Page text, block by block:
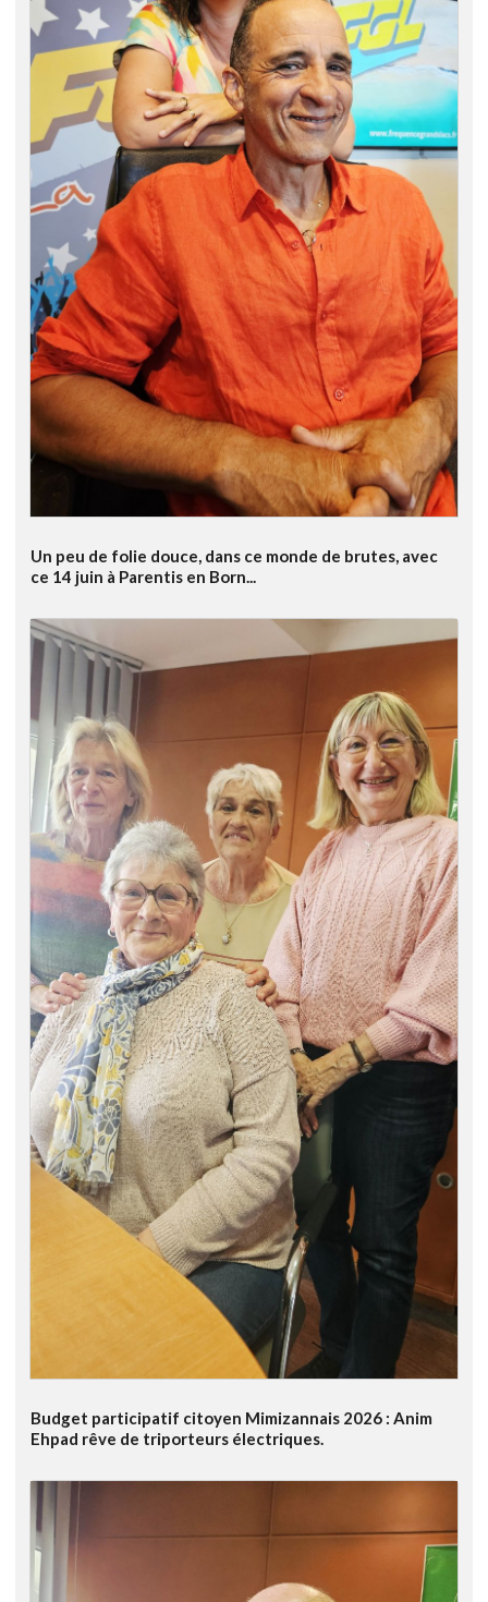
Un peu de folie douce, dans ce monde de brutes, avec
ce 14 juin à Parentis en Born...
Budget participatif citoyen Mimizannais 2026 : Anim
Ehpad rêve de triporteurs électriques.